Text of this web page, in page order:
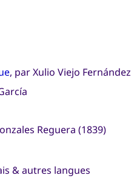
, par Xulio Viejo Fernández
Reguera (1839)
& autres langues